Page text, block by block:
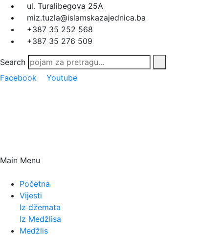
ul. Turalibegova 25A
miz.tuzla@islamskazajednica.ba
+387 35 252 568
+387 35 276 509
Search
Facebook
Youtube
Main Menu
Početna
Vijesti
Iz džemata
Iz Medžlisa
Medžlis